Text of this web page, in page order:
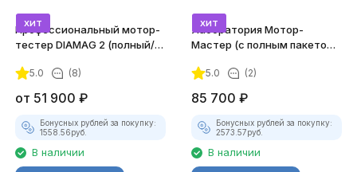
хит
Профессиональный мотор-
тестер DIAMAG 2 (полный/
5.0 (8)
от 51 900 ₽
Бонусных рублей за покупку:
1558.56руб.
В наличии
хит
Лаборатория Мотор-
Мастер (с полным пакетом
5.0 (2)
85 700 ₽
Бонусных рублей за покупку:
2573.57руб.
В наличии